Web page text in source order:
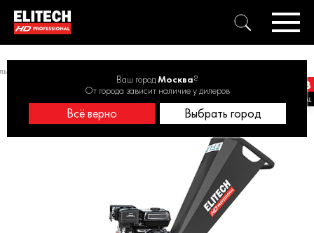
Ваш городМосква?
От города зависит наличие у дилеров
Всё верно Выбрать город